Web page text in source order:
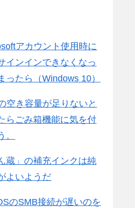
アカウント使用時に
インインできなくなっ
ったら（Windows 10）
空き容量が足りないと
らごみ箱機能に気を付
。
蔵」の補充インクは純
よいようだ
のSMB接続が遅いのを